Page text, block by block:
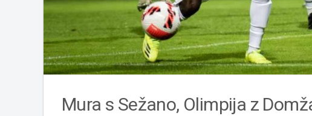
Mura s Sežano, Olimpija z